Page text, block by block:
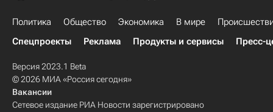
Политика Общество Экономика В мире
Спецпроекты
Реклама Продукты и сервисы Пресс-
Версия 2023.1 Beta
© 2026 МИА «Россия сегодня»
Вакансии
Сетевое издание РИА Новости зарегистрировано